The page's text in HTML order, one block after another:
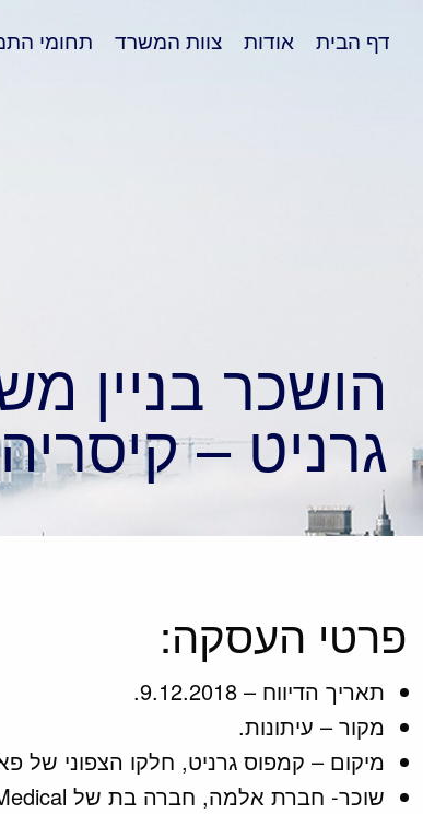
דף הבית אודות צוות המשרד תחומי
הושכר בניין
גרניט – קיסריה
פרטי העסקה:
תאריך הדיווח – 9.12.2018.
מקור – עיתונות.
מיקום – קמפוס גרניט, חלקו הצפוני של
שוכר- חברת אלמה, חברה בת של Sisram Medical.